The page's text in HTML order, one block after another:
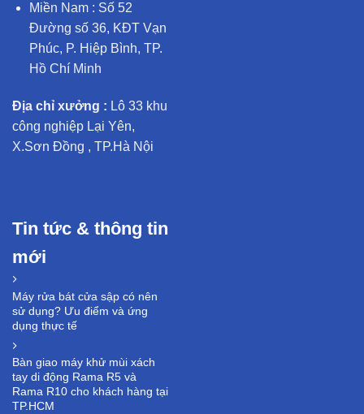
Miền Nam : Số 52
Đường số 36, KĐT Vạn
Phúc, P. Hiệp Bình, TP.
Hồ Chí Minh
Địa chỉ xưởng : Lô 33 khu
công nghiệp Lại Yên,
X.Sơn Đồng , TP.Hà Nội
Tin tức & thông tin
mới
Máy rửa bát cửa sập có nên
sử dụng? Ưu điểm và ứng
dụng thực tế
Bàn giao máy khử mùi xách
tay di động Rama R5 và
Rama R10 cho khách hàng tại
TP.HCM